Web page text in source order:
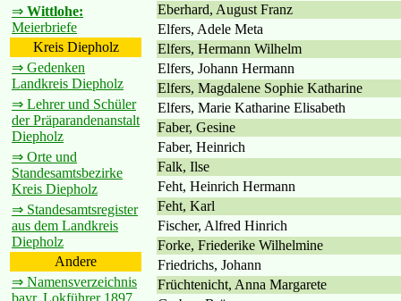
⇒ Wittlohe:
Meierbriefe
Kreis Diepholz
⇒ Gedenken
Landkreis Diepholz
⇒ Lehrer und Schüler
der Präparandenanstalt
Diepholz
⇒ Orte und
Standesamtsbezirke
Kreis Diepholz
⇒ Standesamtsregister
aus dem Landkreis
Diepholz
Andere
⇒ Namensverzeichnis
bayr. Lokführer 1897
Eberhard, August Franz
Elfers, Adele Meta
Elfers, Hermann Wilhelm
Elfers, Johann Hermann
Elfers, Magdalene Sophie Katharine
Elfers, Marie Katharine Elisabeth
Faber, Gesine
Faber, Heinrich
Falk, Ilse
Feht, Heinrich Hermann
Feht, Karl
Fischer, Alfred Hinrich
Forke, Friederike Wilhelmine
Friedrichs, Johann
Früchtenicht, Anna Margarete